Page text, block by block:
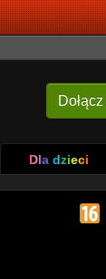
Dołącz
Dla dzieci